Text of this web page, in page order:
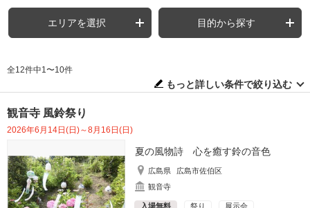
エリアを選択 目的から探す
全12件中1〜10件
もっと詳しい条件で絞り込む
観音寺 風鈴祭り
2026年6月14日(日)～8月16日(日)
夏の風物詩 心を癒す鈴の音色
広島県
広島市佐伯区
観音寺
入場無料 祭り 展示会